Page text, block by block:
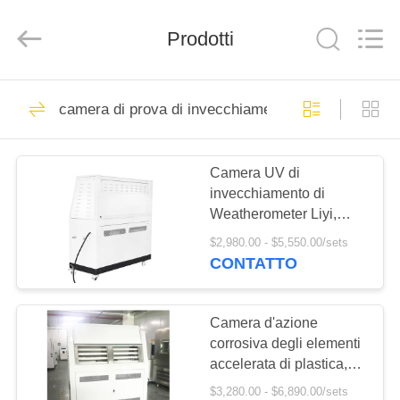
CASA
PRODOTTI
GIRO
DELLA
FABBRICA
Technology
Rights
Camera di prova di
clima
camera di prova
ambientale
116
Prodotti
camera di prova di invecchiamento
Camera UV di
invecchiamento di
Weatherometer Liyi,
lampada UV accelerata
sopravvivendo tester
$2,980.00 - $5,550.00/sets
CONTATTO
Camera d'azione
corrosiva degli elementi
accelerata di plastica,
camera di prova
$3,280.00 - $6,890.00/sets